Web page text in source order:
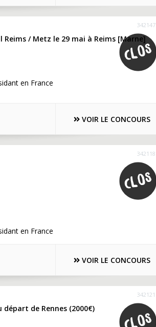
342147
/ Metz le 29 mai à Reims [Marne]
en France
VOIR LE CONCOURS
342118
en France
VOIR LE CONCOURS
342121
de Rennes (2000€)